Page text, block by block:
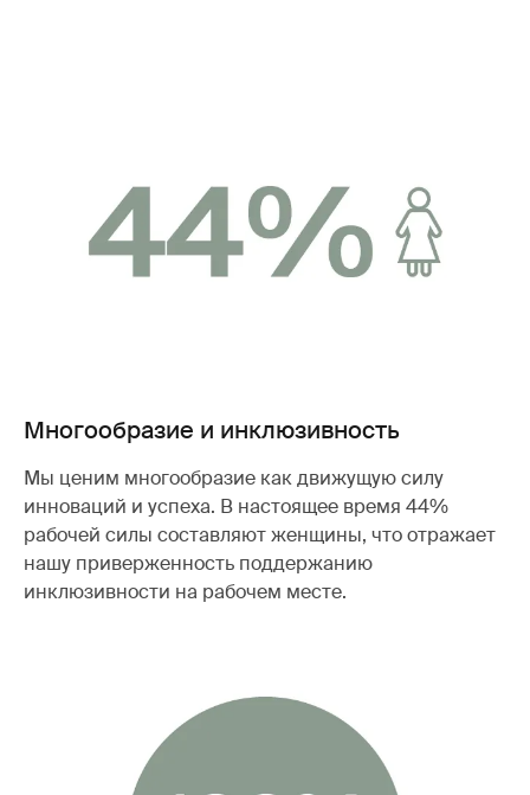
Многообразие и инклюзивность
Мы ценим многообразие как движущую силу
инноваций и успеха. В настоящее время 44%
рабочей силы составляют женщины, что отражает
нашу приверженность поддержанию
инклюзивности на рабочем месте.